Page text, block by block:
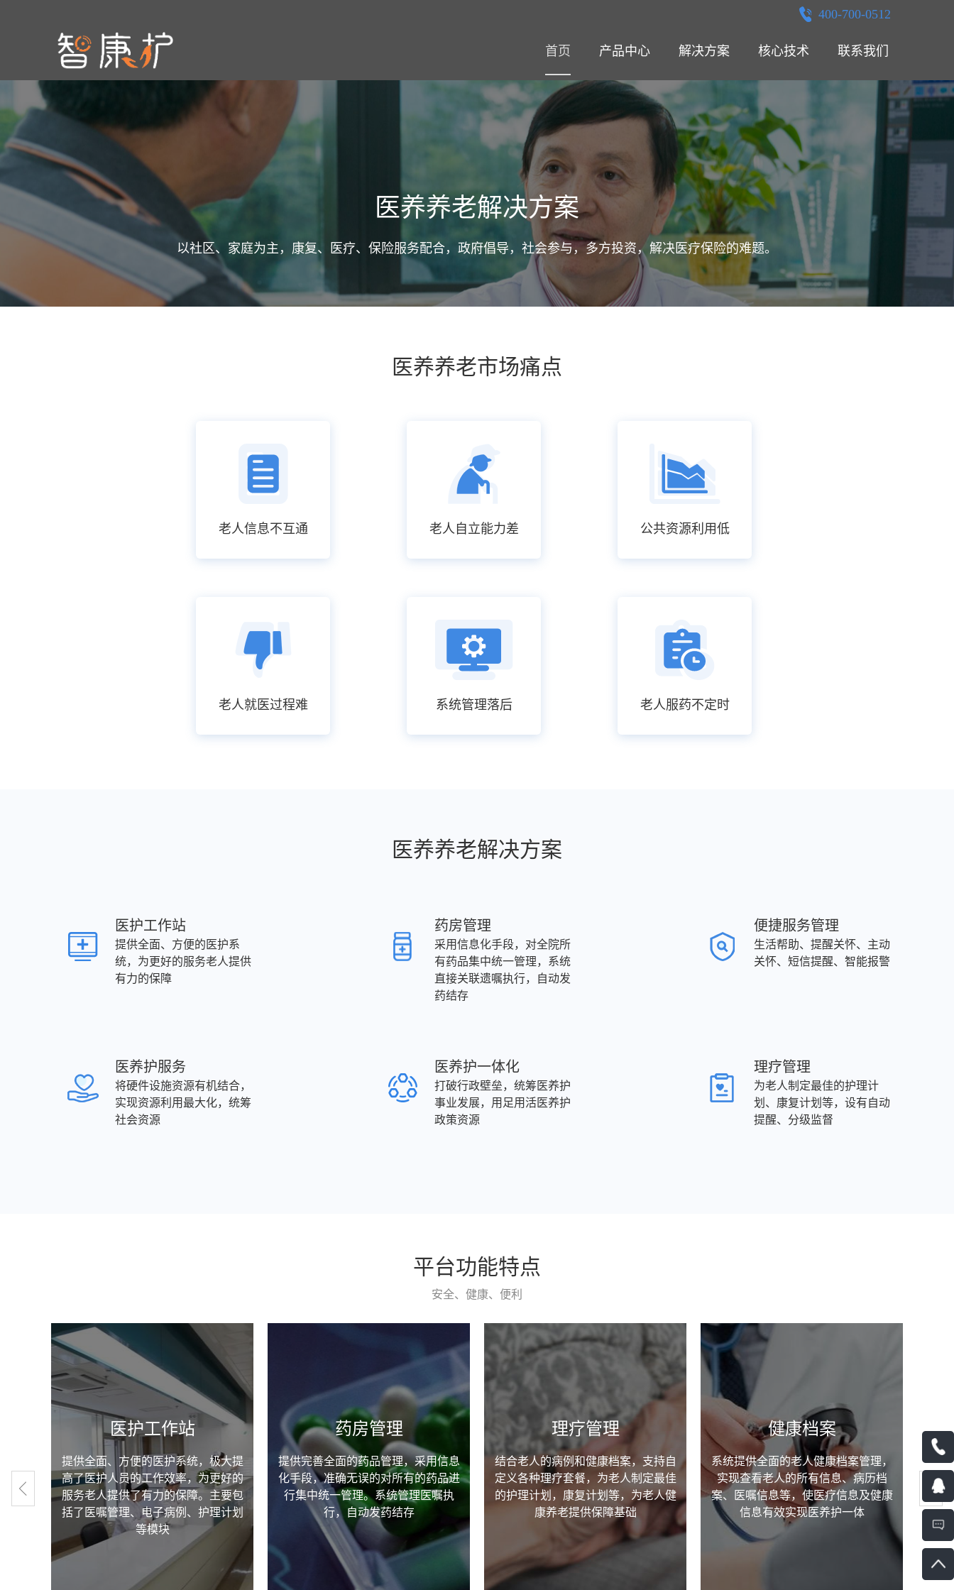
400-700-0512
首页 产品中心 解决方案 核心技术 联系我们
医养养老解决方案
以社区、家庭为主，康复、医疗、保险服务配合，政府倡导，社会参与，多方投资，解决医疗保险的难题。
医养养老市场痛点
老人信息不互通 老人自立能力差 公共资源利用低
老人就医过程难 系统管理落后 老人服药不定时
医养养老解决方案
医护工作站
提供全面、方便的医护系
统，为更好的服务老人提供
有力的保障
药房管理
采用信息化手段，对全院所
有药品集中统一管理，系统
直接关联遗嘱执行，自动发
药结存
便捷服务管理
生活帮助、提醒关怀、主动
关怀、短信提醒、智能报警
医养护服务
将硬件设施资源有机结合，
实现资源利用最大化，统筹
社会资源
医养护一体化
打破行政壁垒，统筹医养护
事业发展，用足用活医养护
政策资源
理疗管理
为老人制定最佳的护理计
划、康复计划等，设有自动
提醒、分级监督
平台功能特点
安全、健康、便利
化情
医护工作站
提供全面、方便的医护系统，极大提
高了医护人员的工作效率，为更好的
服务老人提供了有力的保障。主要包
括了医嘱管理、电子病例、护理计划
等模块
药房管理
提供完善全面的药品管理，采用信息
化手段，准确无误的对所有的药品进
行集中统一管理。系统管理医嘱执
行，自动发药结存
理疗管理
结合老人的病例和健康档案，支持自
定义各种理疗套餐，为老人制定最佳
的护理计划，康复计划等，为老人健
康养老提供保障基础
健康档案
系统提供全面的老人健康档案管理，
实现查看老人的所有信息、病历档
案、医嘱信息等，使医疗信息及健康
信息有效实现医养护一体